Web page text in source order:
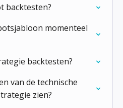
backtesten?
momenteel
backtesten?
van de technische
zien?